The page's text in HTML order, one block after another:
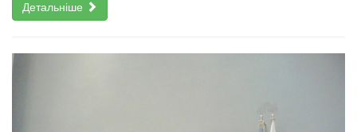
Детальніше